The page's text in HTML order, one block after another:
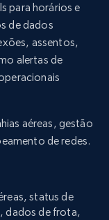
para horários e
de dados
assentos,
alertas de
aéreas, gestão
de redes.
status de
dados de frota,